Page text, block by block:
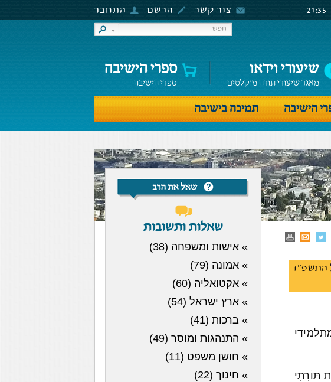
צור קשר הרשם התחבר
שיעורי וידאו
מאגר שיעורי תורה מוקלטים
ספרי הישיבה
ספרי הישיבה
הישיבה
תמיכה בישיבה
התשפ"ד
תּוֹרָתִי
שאלות ותשובות
» אישות ומשפחה (38)
» אמונה (79)
» אקטואליה (60)
» ארץ ישראל (54)
» ברכות (41)
» התנהגות ומוסר (49)
» חושן משפט (11)
» חינוך (22)